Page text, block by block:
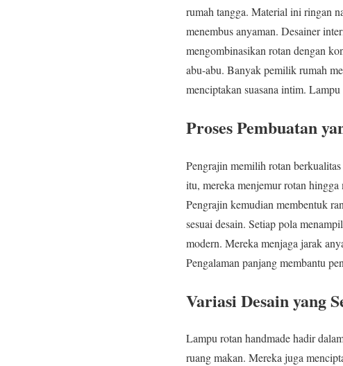
rumah tangga. Material ini ringan
menembus anyaman. Desainer
mengombinasikan rotan dengan
abu-abu. Banyak pemilik rumah
menciptakan suasana intim.
Proses Pembuatan
Pengrajin memilih rotan
itu, mereka menjemur rotan
Pengrajin kemudian membentuk
sesuai desain. Setiap pola
modern. Mereka menjaga jarak
Pengalaman panjang membantu
Variasi Desain yang
Lampu rotan handmade hadir
ruang makan. Mereka juga